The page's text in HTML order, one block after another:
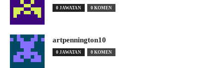
0 JAWATAN 0 KOMEN
artpennington10
0 JAWATAN 0 KOMEN